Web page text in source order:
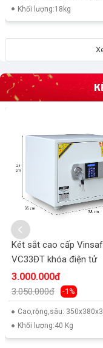
Khối lượng:18kg
Két sắt cao cấp
VC33ĐT khóa điện tử
3.000.000đ
3.050.000đ -1%
Cao,rộng,sâu:
Khối lượng:40 Kg